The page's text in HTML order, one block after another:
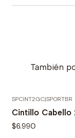
También
SPCINT2GC|SPORTBR
Cintillo
$6.990